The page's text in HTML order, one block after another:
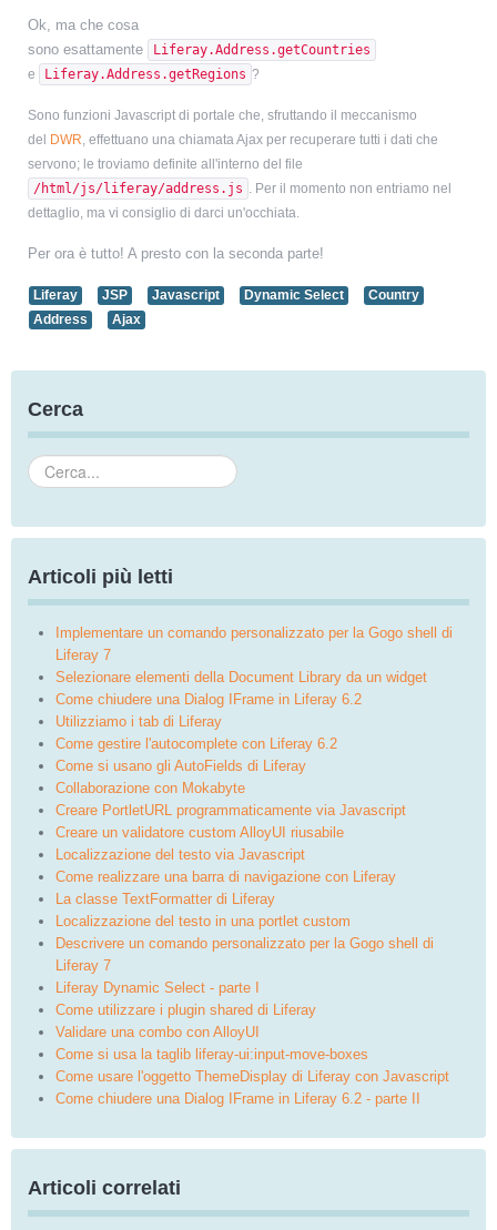
Ok, ma che cosa
sono esattamente
Liferay.Address.getCountries
e
Liferay.Address.getRegions ?
Sono funzioni Javascript di portale che, sfruttando il meccanismo
del
DWR, effettuano una chiamata Ajax per recuperare tutti i dati che
servono; le troviamo definite all'interno del file
/html/js/liferay/address.js . Per il momento non entriamo nel
dettaglio, ma vi consiglio di darci un'occhiata.
Per ora è tutto! A presto con la seconda parte!
Liferay JSP Javascript Dynamic Select
Country
Address
Ajax
Cerca
Cerca...
Articoli più letti
Implementare un comando personalizzato per la Gogo shell di
Liferay 7
Selezionare elementi della Document Library da un widget
Come chiudere una Dialog IFrame in Liferay 6.2
Utilizziamo i tab di Liferay
Come gestire l'autocomplete con Liferay 6.2
Come si usano gli AutoFields di Liferay
Collaborazione con Mokabyte
Creare PortletURL programmaticamente via Javascript
Creare un validatore custom AlloyUI riusabile
Localizzazione del testo via Javascript
Come realizzare una barra di navigazione con Liferay
La classe TextFormatter di Liferay
Localizzazione del testo in una portlet custom
Descrivere un comando personalizzato per la Gogo shell di
Liferay 7
Liferay Dynamic Select - parte I
Come utilizzare i plugin shared di Liferay
Validare una combo con AlloyUI
Come si usa la taglib liferay-ui:input-move-boxes
Come usare l'oggetto ThemeDisplay di Liferay con Javascript
Come chiudere una Dialog IFrame in Liferay 6.2 - parte II
Articoli correlati